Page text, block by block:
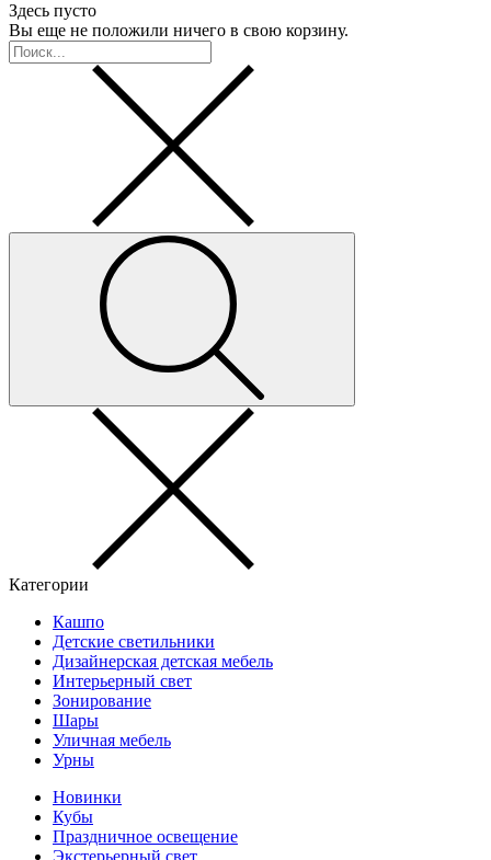
Здесь пусто
Вы еще не положили ничего в свою корзину.
Категории
Кашпо
Детские светильники
Дизайнерская детская мебель
Интерьерный свет
Зонирование
Шары
Уличная мебель
Урны
Новинки
Кубы
Праздничное освещение
Экстерьерный свет